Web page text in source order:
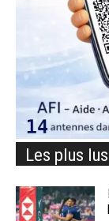
Les plus lus